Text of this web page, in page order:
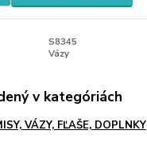
S8345
Vázy
v kategóriách
VÁZY, FĽAŠE, DOPLNKY